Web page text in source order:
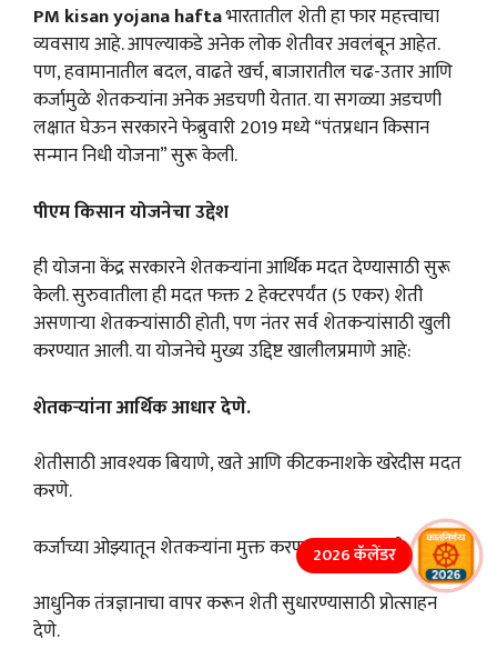
PM kisan yojana haftaभारतातील शेती हा फार महत्त्वाचा
व्यवसाय आहे. आपल्याकडे अनेक लोक शेतीवर अवलंबून आहेत.
पण, हवामानातील बदल, वाढते खर्च, बाजारातील चढ-उतार आणि
कर्जामुळे शेतकऱ्यांना अनेक अडचणी येतात. या सगळ्या अडचणी
लक्षात घेऊन सरकारने फेब्रुवारी 2019 मध्ये “पंतप्रधान किसान
सन्मान निधी योजना” सुरू केली.
पीएम किसान योजनेचा उद्देश
ही योजना केंद्र सरकारने शेतकऱ्यांना आर्थिक मदत देण्यासाठी सुरू
केली. सुरुवातीला ही मदत फक्त 2 हेक्टरपर्यंत (5 एकर) शेती
असणाऱ्या शेतकऱ्यांसाठी होती, पण नंतर सर्व शेतकऱ्यांसाठी खुली
करण्यात आली. या योजनेचे मुख्य उद्दिष्ट खालीलप्रमाणे आहे:
शेतकऱ्यांना आर्थिक आधार देणे.
शेतीसाठी आवश्यक बियाणे, खते आणि कीटकनाशके खरेदीस मदत
करणे.
कर्जाच्या ओझ्यातून शेतकऱ्यांना मुक्त करण्यास मदत करणे.
आधुनिक तंत्रज्ञानाचा वापर करून शेती सुधारण्यासाठी प्रोत्साहन
देणे.
2026 कॅलेंडर